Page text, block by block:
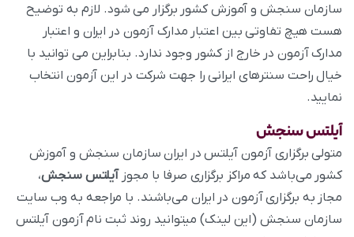
سازمان سنجش و آموزش کشور برگزار می‌ شود. لازم به توضیح
هست هیچ تفاوتی بین اعتبار مدارک آزمون در ایران و اعتبار
مدارک آزمون در خارج از کشور وجود ندارد. بنابراین می توانید با
خیال راحت سنترهای ایرانی را جهت شرکت در این آزمون انتخاب
نمایید.
آیلتس سنجش
متولی برگزاری آزمون آیلتس در ایران سازمان سنجش و آموزش
کشور می‌باشد که مراکز برگزاری صرفا با مجوزآیلتس سنجش،
مجاز به برگزاری آزمون در ایران می‌باشند. با مراجعه به وب سایت
سازمان سنجش (این لینک) میتوانید روند ثبت نام آزمون آیلتس